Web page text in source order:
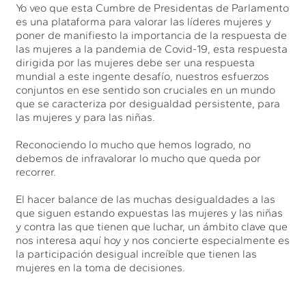
Yo veo que esta Cumbre de Presidentas de Parlamento
es una plataforma para valorar las líderes mujeres y
poner de manifiesto la importancia de la respuesta de
las mujeres a la pandemia de Covid-19, esta respuesta
dirigida por las mujeres debe ser una respuesta
mundial a este ingente desafío, nuestros esfuerzos
conjuntos en ese sentido son cruciales en un mundo
que se caracteriza por desigualdad persistente, para
las mujeres y para las niñas.
Reconociendo lo mucho que hemos logrado, no
debemos de infravalorar lo mucho que queda por
recorrer.
El hacer balance de las muchas desigualdades a las
que siguen estando expuestas las mujeres y las niñas
y contra las que tienen que luchar, un ámbito clave que
nos interesa aquí hoy y nos concierte especialmente es
la participación desigual increíble que tienen las
mujeres en la toma de decisiones.